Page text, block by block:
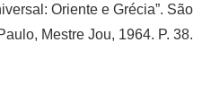
Oriente e Grécia”. São
Mestre Jou, 1964. P. 38.